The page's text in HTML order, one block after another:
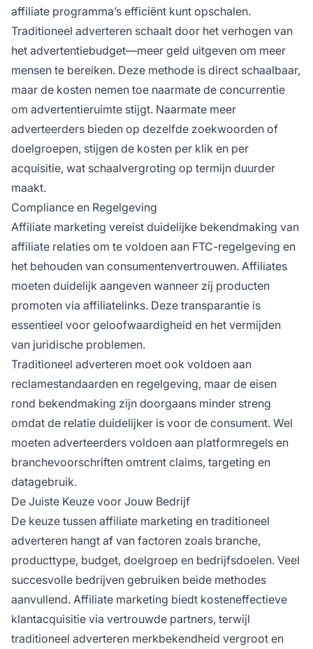
affiliate programma’s efficiënt kunt opschalen.
Traditioneel adverteren schaalt door het verhogen van
het advertentiebudget—meer geld uitgeven om meer
mensen te bereiken. Deze methode is direct schaalbaar,
maar de kosten nemen toe naarmate de concurrentie
om advertentieruimte stijgt. Naarmate meer
adverteerders bieden op dezelfde zoekwoorden of
doelgroepen, stijgen de kosten per klik en per
acquisitie, wat schaalvergroting op termijn duurder
maakt.
Compliance en Regelgeving
Affiliate marketing vereist duidelijke bekendmaking van
affiliate relaties om te voldoen aan FTC-regelgeving en
het behouden van consumentenvertrouwen. Affiliates
moeten duidelijk aangeven wanneer zij producten
promoten via affiliatelinks. Deze transparantie is
essentieel voor geloofwaardigheid en het vermijden
van juridische problemen.
Traditioneel adverteren moet ook voldoen aan
reclamestandaarden en regelgeving, maar de eisen
rond bekendmaking zijn doorgaans minder streng
omdat de relatie duidelijker is voor de consument. Wel
moeten adverteerders voldoen aan platformregels en
branchevoorschriften omtrent claims, targeting en
datagebruik.
De Juiste Keuze voor Jouw Bedrijf
De keuze tussen affiliate marketing en traditioneel
adverteren hangt af van factoren zoals branche,
producttype, budget, doelgroep en bedrijfsdoelen. Veel
succesvolle bedrijven gebruiken beide methodes
aanvullend. Affiliate marketing biedt kosteneffectieve
klantacquisitie via vertrouwde partners, terwijl
traditioneel adverteren merkbekendheid vergroot en